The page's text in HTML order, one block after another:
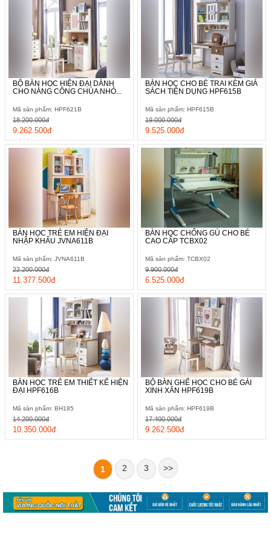
BỘ BÀN HỌC HIỆN ĐẠI DÀNH
CHO NÀNG CÔNG CHÚA NHỎ...
Mã sản phẩm: HPF621B
9.262.500đ
18.200.000đ
BÀN HỌC CHO BÉ TRAI KÈM GIÁ
SÁCH TIỆN DỤNG HPF615B
Mã sản phẩm: HPF615B
9.525.000đ
19.000.000đ
BÀN HỌC TRẺ EM HIỆN ĐẠI
NHẬP KHẨU JVNA611B
Mã sản phẩm: JVNA611B
11.377.500đ
22.200.000đ
BÀN HỌC CHỐNG GÙ CHO BÉ
CAO CẤP TCBX02
Mã sản phẩm: TCBX02
6.525.000đ
9.900.000đ
BÀN HỌC TRẺ EM THIẾT KẾ HIỆN
ĐẠI HPF616B
Mã sản phẩm: BH185
10.350.000đ
14.200.000đ
BỘ BÀN GHẾ HỌC CHO BÉ GÁI
XINH XẮN HPF619B
Mã sản phẩm: HPF619B
9.262.500đ
17.400.000đ
1 2 3 >>